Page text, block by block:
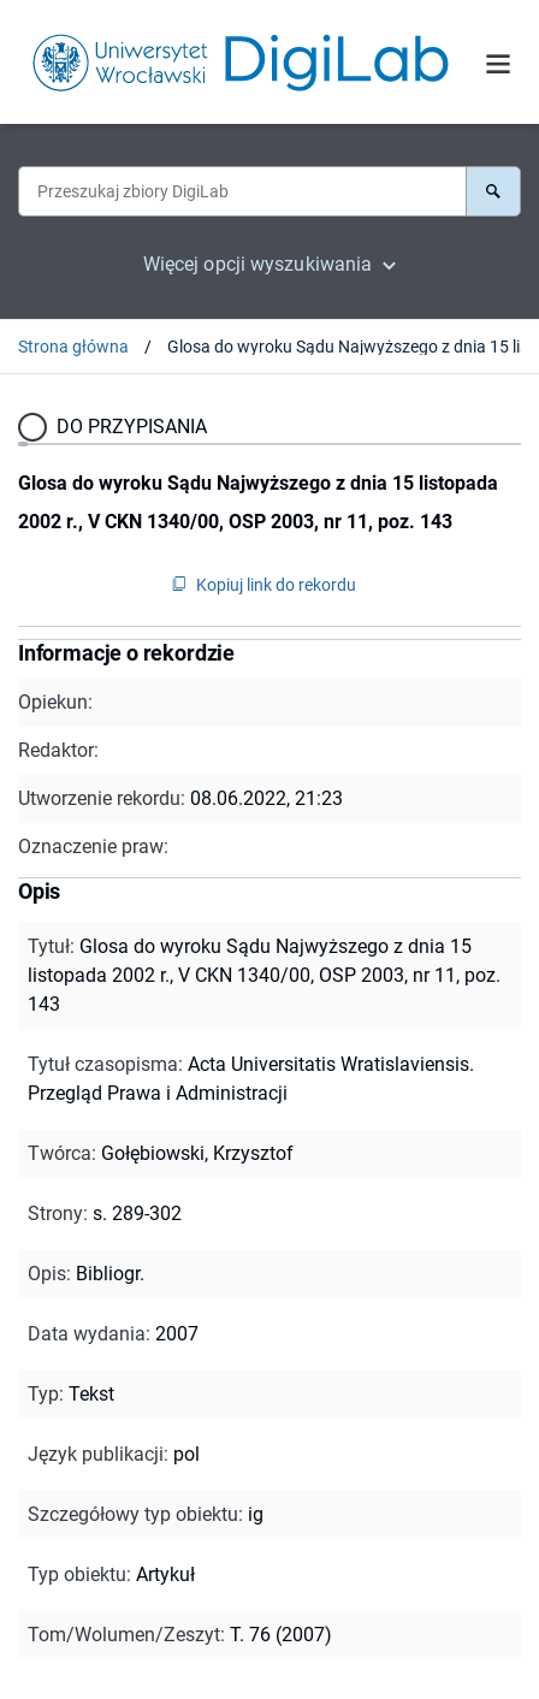
Więcej opcji wyszukiwania
Strona główna
DO PRZYPISANIA
Glosa do wyroku Sądu Najwyższego z dnia 15 listopada
2002 r., V CKN 1340/00, OSP 2003, nr 11, poz. 143
Kopiuj link do rekordu
Informacje o rekordzie
Opiekun:
Redaktor:
Utworzenie rekordu: 08.06.2022, 21:23
Oznaczenie praw:
Opis
Tytuł: Glosa do wyroku Sądu Najwyższego z dnia 15
listopada 2002 r., V CKN 1340/00, OSP 2003, nr 11, poz.
143
Tytuł czasopisma: Acta Universitatis Wratislaviensis.
Przegląd Prawa i Administracji
Twórca: Gołębiowski, Krzysztof
Strony: s. 289-302
Opis: Bibliogr.
Data wydania: 2007
Typ: Tekst
Język publikacji: pol
Szczegółowy typ obiektu: ig
Typ obiektu: Artykuł
Tom/Wolumen/Zeszyt: T. 76 (2007)